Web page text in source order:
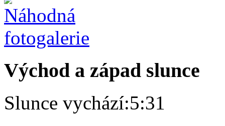
Východ a západ slunce
Slunce vychází:5:31